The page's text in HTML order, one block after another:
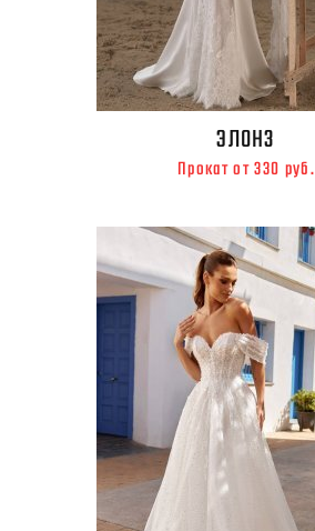
ЭЛОНЗ
Прокат от 330 руб.